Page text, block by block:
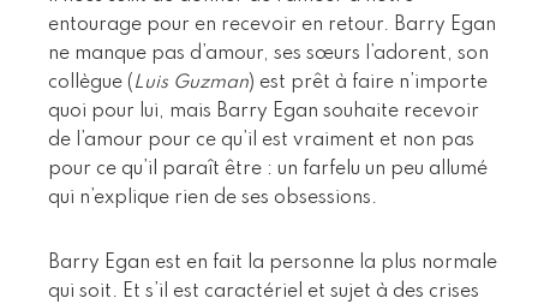
entourage pour en recevoir en retour. Barry Egan
ne manque pas d’amour, ses sœurs l’adorent, son
collègue ( Luis Guzman) est prêt à faire n’importe
quoi pour lui, mais Barry Egan souhaite recevoir
de l’amour pour ce qu’il est vraiment et non pas
pour ce qu’il paraît être : un farfelu un peu allumé
qui n’explique rien de ses obsessions.
Barry Egan est en fait la personne la plus normale
qui soit. Et s’il est caractériel et sujet à des crises